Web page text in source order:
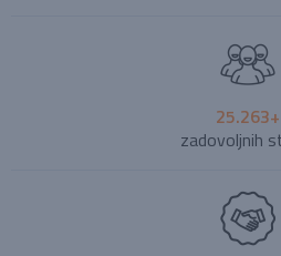
25.263+
zadovoljnih